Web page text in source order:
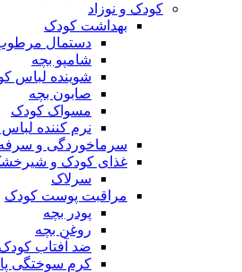
کودک و نوزاد
بهداشت کودک
دستمال مرطوب کودک
شامپو بچه
شوینده لباس کودک
صابون بچه
مسواک کودک
نرم کننده لباس کودک
سرماخوردگی و سرفه کودکان
غذای کودک و شیرخشک
مراقبت پوست کودک
ضد آفتاب کودک
کرم سوختگی پای کودک